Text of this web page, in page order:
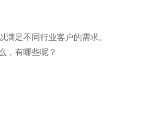
足不同行业客户的需求。
，有哪些呢？